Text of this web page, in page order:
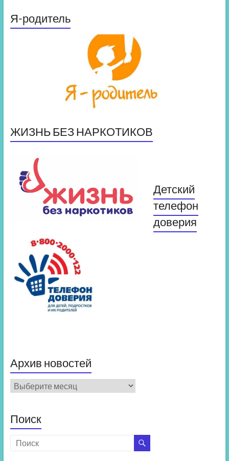
Я-родитель
ЖИЗНЬ БЕЗ НАРКОТИКОВ
Детский
телефон
доверия
Архив новостей
Архив
новостей
Поиск